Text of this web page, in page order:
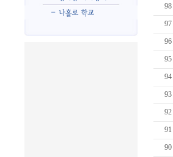
98
97
96
95
94
93
92
91
90